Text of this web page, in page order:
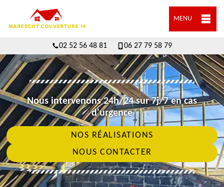
MENU
02 52 56 48 81 06 27 79 58 79
Nous intervenons 24h/24 sur 7j/7 en cas
d'urgence
NOS RÉALISATIONS
NOUS CONTACTER